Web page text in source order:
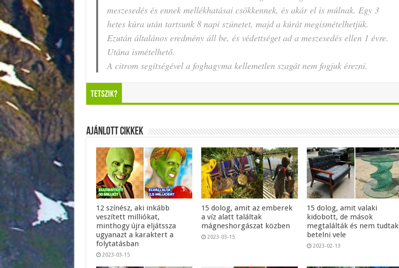
meszesedés és ennek mellékhatásai csökkennek, és akár el is múlnak. Egy 3
hetes kúra után tartsunk 8 napi szünetet, majd a kúrát megismételhetjük.
Ezután általános eredmény áll be, és védettséget ad a meszesedés ellen 1 évre.
Utána ismételhető.
A citrom segítségével a foghagyma kellemetlen szagát nem fogjuk érezni.
Tetszik?
Ajánlott Cikkek
12 színész, aki inkább
veszített milliókat,
minthogy újra eljátssza
ugyanazt a karaktert a
folytatásban
2023-03-15
15 dolog, amit az emberek
a víz alatt találtak
mágneshorgászat közben
2023-03-15
15 dolog, amit valaki
kidobott, de mások
megtalálták és nem tudtak
betelni vele
2023-02-13